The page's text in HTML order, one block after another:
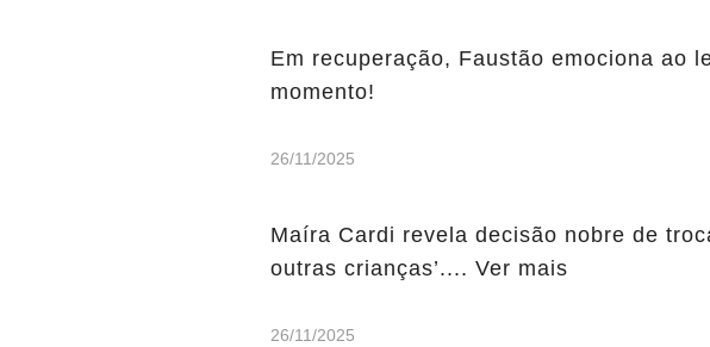
Em recuperação, Faustão emociona ao
momento!
26/11/2025
Maíra Cardi revela decisão nobre de
outras crianças’.... Ver mais
26/11/2025